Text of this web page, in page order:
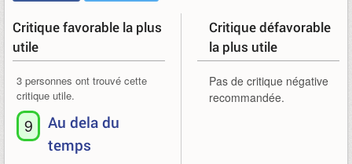
Critique favorable la plus
utile
Critique défavorable
la plus utile
3 personnes ont trouvé cette
critique utile.
9
Au dela du
temps
Pas de critique négative
recommandée.